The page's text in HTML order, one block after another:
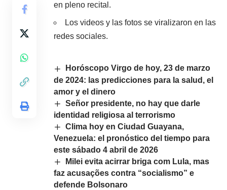
en pleno recital.
Los videos y las fotos se viralizaron en las
redes sociales.
Horóscopo Virgo de hoy, 23 de marzo
de 2024: las predicciones para la salud, el
amor y el dinero
Señor presidente, no hay que darle
identidad religiosa al terrorismo
Clima hoy en Ciudad Guayana,
Venezuela: el pronóstico del tiempo para
este sábado 4 abril de 2026
Milei evita acirrar briga com Lula, mas
faz acusações contra “socialismo” e
defende Bolsonaro